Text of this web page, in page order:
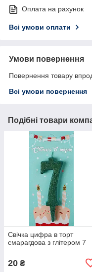
Оплата на рахунок
Всі умови оплати
Умови повернення
Повернення товару
Всі умови повернення
Подібні товари
Свічка цифра в торт
смарагдова з глітером 7
20 ₴